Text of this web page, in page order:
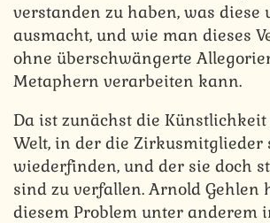
verstanden zu haben, was diese
ausmacht, und wie man dieses
ohne überschwängerte
Metaphern verarbeiten kann.
Da ist zunächst die
Welt, in der die Zirkusmitglieder
wiederfinden, und der sie doch
sind zu verfallen. Arnold Gehlen
diesem Problem unter anderem